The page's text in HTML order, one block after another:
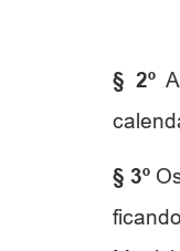
§ 2º
§ 3º